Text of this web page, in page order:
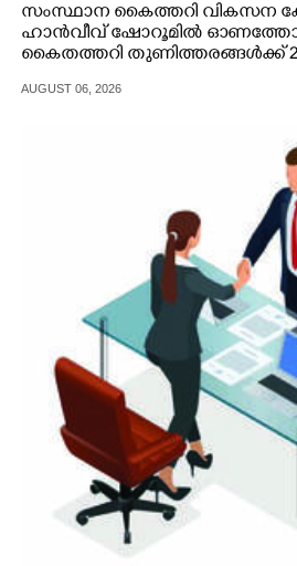
സംസ്ഥാന കൈത്തറി വികസന
ഹാൻവീവ് ഷോറൂമിൽ
കൈതത്തറി തുണിത്തരങ്ങൾക്ക്
AUGUST 06, 2026